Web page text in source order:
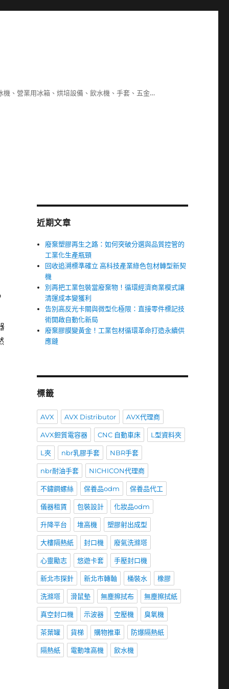
、營業用冰箱、烘培設備、飲水機、手套、五金…
近期文章
廢棄塑膠再生之路：如何突破分選與品質控管的
工業化生產瓶頸
回收追溯標準確立 高科技產業綠色包材轉型新契
機
別再把工業包裝當廢棄物！循環經濟商業模式讓
清運成本變獲利
告別高反光卡關與微型化極限：直接零件標記技
術開啟自動化新局
廢棄膠膜變黃金！工業包材循環革命打造永續供
應鏈
標籤
AVX AVX Distributor AVX代理商
AVX鉭質電容器 CNC 自動車床 L型資料夾
L夾 nbr乳膠手套 NBR手套
nbr耐油手套 NICHICON代理商
不鏽鋼螺絲 保養品odm 保養品代工
儀器租賃 包裝設計 化妝品odm
升降平台 堆高機 塑膠射出成型
大樓隔熱紙 封口機 廢氣洗滌塔
心靈勵志 悠遊卡套 手壓封口機
新北市探針 新北市轉軸 桶裝水 橡膠
洗滌塔 滑鼠墊 無塵擦拭布 無塵擦拭紙
真空封口機 示波器 空壓機 臭氧機
茶葉罐 貨梯 購物推車 防爆隔熱紙
隔熱紙 電動堆高機 飲水機